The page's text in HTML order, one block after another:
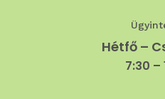
Hétfő –
7:30 –